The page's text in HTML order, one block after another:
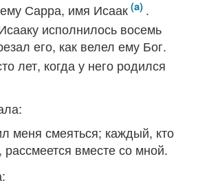
Сарра, имя Исаак
.
исполнилось восемь
его, как велел ему Бог.
лет, когда у него родился
меня смеяться; каждый, кто
вместе со мной.